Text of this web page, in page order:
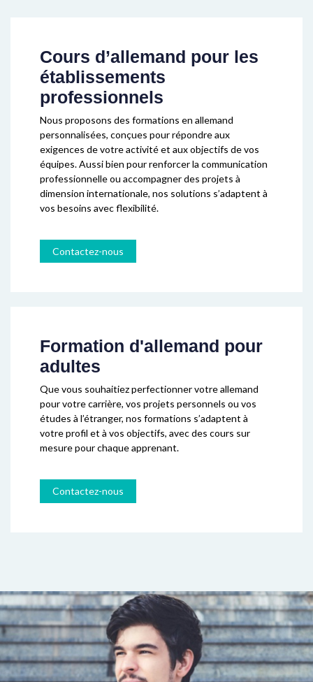
Cours d’allemand pour les
établissements
professionnels
Nous proposons des formations en allemand
personnalisées, conçues pour répondre aux
exigences de votre activité et aux objectifs de vos
équipes. Aussi bien pour renforcer la communication
professionnelle ou accompagner des projets à
dimension internationale, nos solutions s’adaptent à
vos besoins avec flexibilité.
Contactez-nous
Formation d'allemand pour
adultes
Que vous souhaitiez perfectionner votre allemand
pour votre carrière, vos projets personnels ou vos
études à l’étranger, nos formations s’adaptent à
votre profil et à vos objectifs, avec des cours sur
mesure pour chaque apprenant.
Contactez-nous